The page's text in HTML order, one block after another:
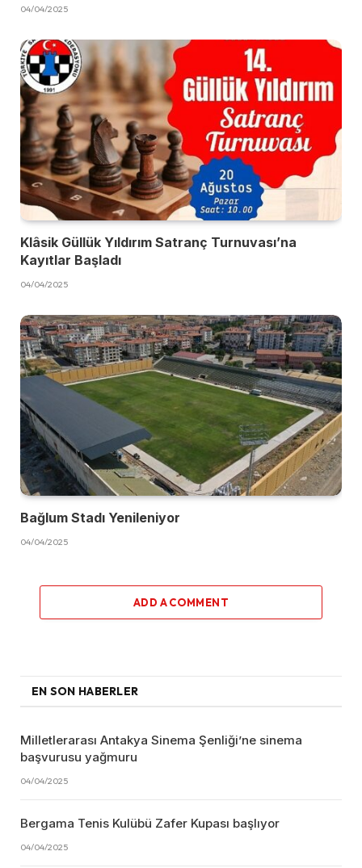
04/04/2025
Klâsik Güllük Yıldırım Satranç Turnuvası’na
Kayıtlar Başladı
04/04/2025
Bağlum Stadı Yenileniyor
04/04/2025
ADD A COMMENT
EN SON HABERLER
Milletlerarası Antakya Sinema Şenliği’ne sinema
başvurusu yağmuru
04/04/2025
Bergama Tenis Kulübü Zafer Kupası başlıyor
04/04/2025